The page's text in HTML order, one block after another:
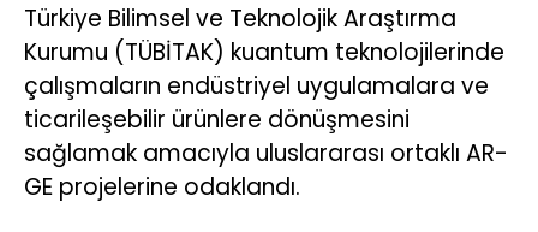
Türkiye Bilimsel ve Teknolojik Araştırma
Kurumu (TÜBİTAK) kuantum teknolojilerinde
çalışmaların endüstriyel uygulamalara ve
ticarileşebilir ürünlere dönüşmesini
sağlamak amacıyla uluslararası ortaklı AR-
GE projelerine odaklandı.